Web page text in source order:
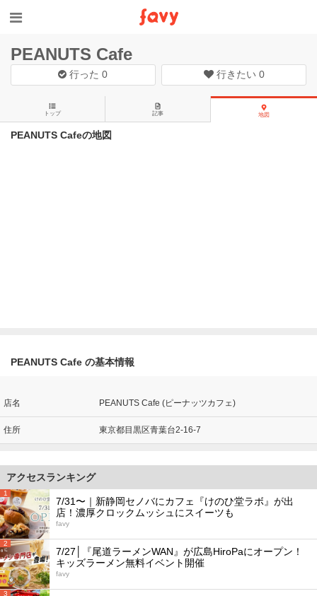
PEANUTS Cafe
行った0 行きたい 0
トップ 記事 地図
PEANUTS Cafeの地図
PEANUTS Cafe の基本情報
店名 PEANUTS Cafe (ピーナッツカフェ)
住所 東京都目黒区青葉台2-16-7
アクセスランキング
1
7/31〜｜新静岡セノバにカフェ『けのひ堂ラボ』が出
店！濃厚クロックムッシュにスイーツも
favy
2
7/27│『尾道ラーメンWAN』が広島HiroPaにオープン！
キッズラーメン無料イベント開催
favy
3